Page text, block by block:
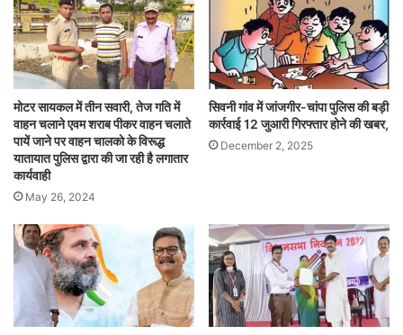
मोटर सायकल में तीन सवारी, तेज गति में
वाहन चलाने एवम शराब पीकर वाहन चलाते
पायें जाने पर वाहन चालको के विरूद्ध
यातायात पुलिस द्वारा की जा रही है लगातार
कार्यवाही
May 26, 2024
सिवनी गांव में जांजगीर-चांपा पुलिस की बड़ी
कार्रवाई 12 जुआरी गिरफ्तार होने की खबर,
December 2, 2025